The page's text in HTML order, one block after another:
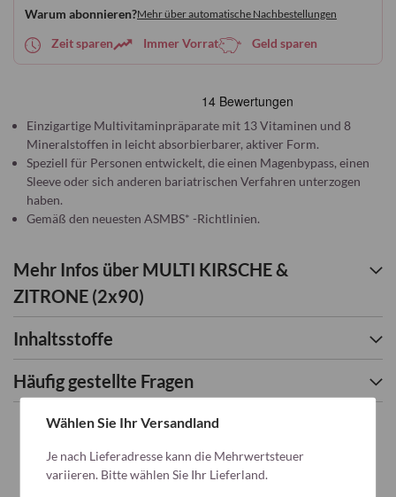
Einzigartige Multivitaminpräparate mit 13 Vitaminen und 8
Mineralstoffen in leicht absorbierbarer, aktiver Form.
Speziell für Personen entwickelt, die einen Magenbypass, einen
Sleeve oder sich anderen bariatrischen Verfahren unterzogen
haben.
Gemäß den neuesten ASMBS* -Richtlinien.
Warum abonnieren?Mehr über automatische Nachbestellungen
Zeit sparen Immer Vorrat Geld sparen
hinzufügen
Mehr Infos über MULTI KIRSCHE &
ZITRONE (2x90)
Inhaltsstoffe
Häufig gestellte Fragen
Wählen Sie Ihr Versandland
Je nach Lieferadresse kann die Mehrwertsteuer
variieren. Bitte wählen Sie Ihr Lieferland.